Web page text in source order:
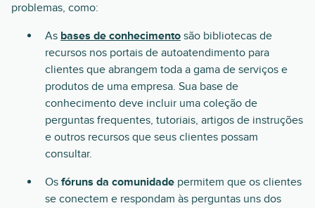
problemas, como:
As bases de conhecimento são bibliotecas de
recursos nos portais de autoatendimento para
clientes que abrangem toda a gama de serviços e
produtos de uma empresa. Sua base de
conhecimento deve incluir uma coleção de
perguntas frequentes, tutoriais, artigos de instruções
e outros recursos que seus clientes possam
consultar.
Os fóruns da comunidade permitem que os clientes
se conectem e respondam às perguntas uns dos